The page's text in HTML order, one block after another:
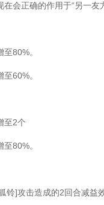
正确的作用于“另一友
80%。
60%。
2个
80%。
]攻击造成的2回合减益效